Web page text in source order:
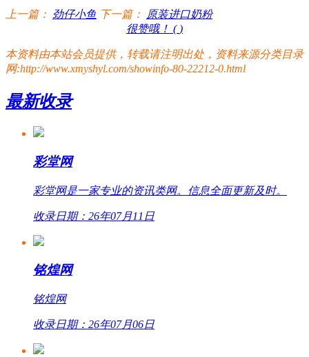
上一篇： 劲仔小鱼 下一篇：
原装进口奶粉
很赞哦！ ( )
本资料由本站会员提供，转载请注明出处，资料来源分类目录
网:http://www.xmyshyl.com/showinfo-80-22212-0.html
最新收录
彩堂网
彩堂网是一家专业的资讯类网。信息全面更新及时。
收录日期：26年07月11日
铭煌网
铭煌网
收录日期：26年07月06日